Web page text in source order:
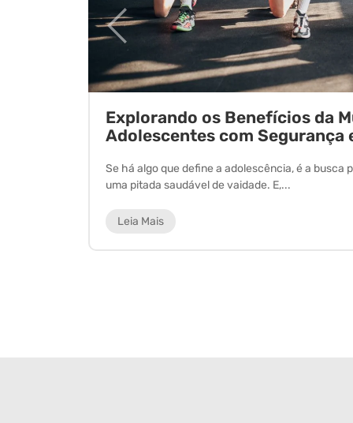
Explorando os Benefícios da
Adolescentes com Segurança
Se há algo que define a adolescência, é a busca
uma pitada saudável de vaidade. E,...
Leia Mais